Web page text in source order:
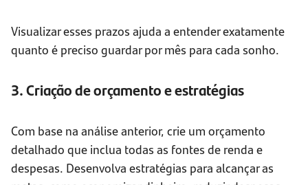
Visualizar esses prazos ajuda a entender exatamente
quanto é preciso guardar por mês para cada sonho.
3. Criação de orçamento e estratégias
Com base na análise anterior, crie um orçamento
detalhado que inclua todas as fontes de renda e
despesas. Desenvolva estratégias para alcançar as